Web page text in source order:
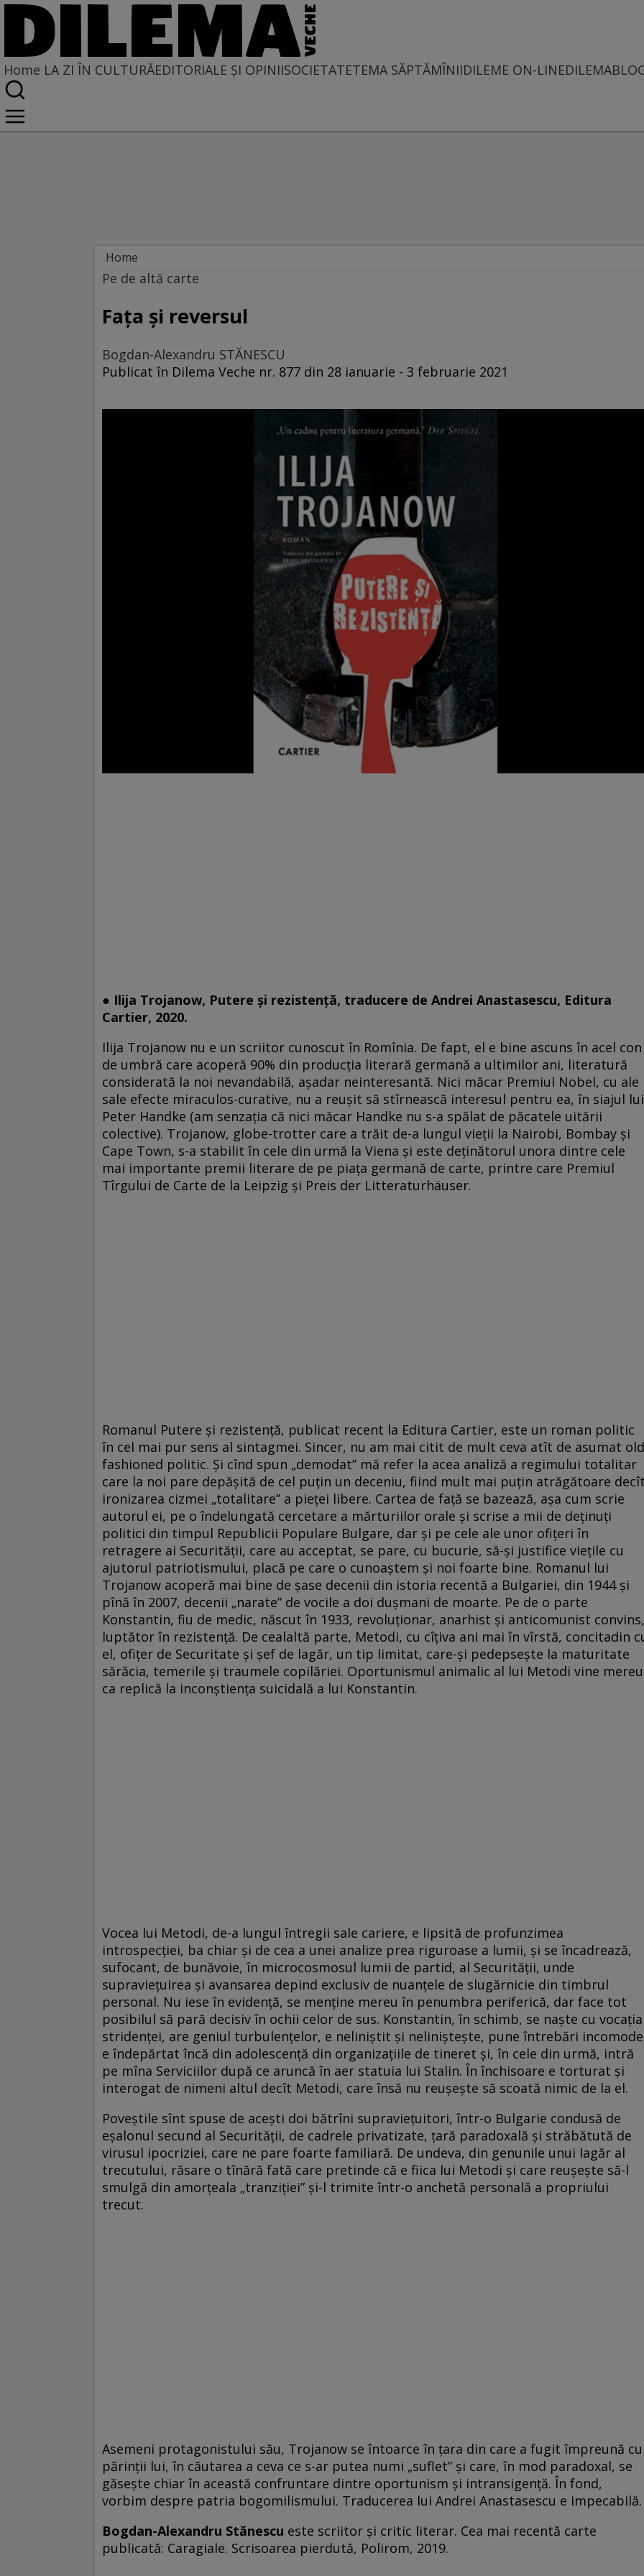
Home LA ZI ÎN CULTURĂEDITORIALE ȘI OPINIISOCIETATETEMA SĂPTĂMÎNIIDILEME ON-LINE
Home
La zi în cultură
Pe de altă carte
Fața și reversul
Bogdan-Alexandru STĂNESCU
Publicat în Dilema Veche nr. 877 din 28 ianuarie - 3 februarie 2021
● Ilija Trojanow, Putere și rezistență, traducere de Andrei Anastasescu, Editura
Cartier, 2020.
Ilija Trojanow nu e un scriitor cunoscut în Romînia. De fapt, el e bine ascuns în acel con
de umbră care acoperă 90% din producția literară germană a ultimilor ani, literatură
considerată la noi nevandabilă, așadar neinteresantă. Nici măcar Premiul Nobel, cu ale
sale efecte miraculos-curative, nu a reușit să stîrnească interesul pentru ea, în siajul lui
Peter Handke (am senzația că nici măcar Handke nu s-a spălat de păcatele uitării
colective). Trojanow, globe-trotter care a trăit de-a lungul vieții la Nairobi, Bombay și
Cape Town, s-a stabilit în cele din urmă la Viena și este deținătorul unora dintre cele
mai importante premii literare de pe piața germană de carte, printre care Premiul
Tîrgului de Carte de la Leipzig și Preis der Litteraturhäuser.
Romanul Putere și rezistență, publicat recent la Editura Cartier, este un roman politic
în cel mai pur sens al sintagmei. Sincer, nu am mai citit de mult ceva atît de asumat old
fashioned politic. Și cînd spun „demodat” mă refer la acea analiză a regimului totalitar
care la noi pare depășită de cel puțin un deceniu, fiind mult mai puțin atrăgătoare
ironizarea cizmei „totalitare” a pieței libere. Cartea de față se bazează, așa cum scrie
autorul ei, pe o îndelungată cercetare a mărturiilor orale și scrise a mii de deținuți
politici din timpul Republicii Populare Bulgare, dar și pe cele ale unor ofițeri în
retragere ai Securității, care au acceptat, se pare, cu bucurie, să-și justifice viețile cu
ajutorul patriotismului, placă pe care o cunoaștem și noi foarte bine. Romanul lui
Trojanow acoperă mai bine de șase decenii din istoria recentă a Bulgariei, din 1944 și
pînă în 2007, decenii „narate” de vocile a doi dușmani de moarte. Pe de o parte
Konstantin, fiu de medic, născut în 1933, revoluționar, anarhist și anticomunist convins,
luptător în rezistență. De cealaltă parte, Metodi, cu cîțiva ani mai în vîrstă, concitadin
el, ofițer de Securitate și șef de lagăr, un tip limitat, care-și pedepsește la maturitate
sărăcia, temerile și traumele copilăriei. Oportunismul animalic al lui Metodi vine mereu
ca replică la inconștiența suicidală a lui Konstantin.
Vocea lui Metodi, de-a lungul întregii sale cariere, e lipsită de profunzimea
introspecției, ba chiar și de cea a unei analize prea riguroase a lumii, și se încadrează,
sufocant, de bunăvoie, în microcosmosul lumii de partid, al Securității, unde
supraviețuirea și avansarea depind exclusiv de nuanțele de slugărnicie din timbrul
personal. Nu iese în evidență, se menține mereu în penumbra periferică, dar face tot
posibilul să pară decisiv în ochii celor de sus. Konstantin, în schimb, se naște cu vocația
stridenței, are geniul turbulențelor, e neliniștit și neliniștește, pune întrebări
e îndepărtat încă din adolescență din organizațiile de tineret și, în cele din urmă, intră
pe mîna Serviciilor după ce aruncă în aer statuia lui Stalin. În închisoare e torturat și
interogat de nimeni altul decît Metodi, care însă nu reușește să scoată nimic de la el.
Poveștile sînt spuse de acești doi bătrîni supraviețuitori, într-o Bulgarie condusă de
eșalonul secund al Securității, de cadrele privatizate, țară paradoxală și străbătută de
virusul ipocriziei, care ne pare foarte familiară. De undeva, din genunile unui lagăr al
trecutului, răsare o tînără fată care pretinde că e fiica lui Metodi și care reușește să-l
smulgă din amorțeala „tranziției” și-l trimite într-o anchetă personală a propriului
trecut.
Asemeni protagonistului său, Trojanow se întoarce în țara din care a fugit împreună cu
părinții lui, în căutarea a ceva ce s-ar putea numi „suflet” și care, în mod paradoxal, se
găsește chiar în această confruntare dintre oportunism și intransigență. În fond,
vorbim despre patria bogomilismului. Traducerea lui Andrei Anastasescu e impecabilă.
Bogdan-Alexandru Stănescu este scriitor şi critic literar. Cea mai recentă carte
publicată: Caragiale. Scrisoarea pierdută, Polirom, 2019.